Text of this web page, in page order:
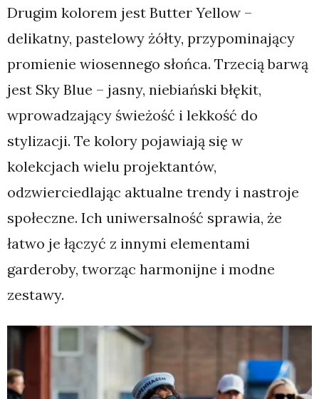
Drugim kolorem jest Butter Yellow –
delikatny, pastelowy żółty, przypominający
promienie wiosennego słońca. Trzecią barwą
jest Sky Blue – jasny, niebiański błękit,
wprowadzający świeżość i lekkość do
stylizacji. Te kolory pojawiają się w
kolekcjach wielu projektantów,
odzwierciedlając aktualne trendy i nastroje
społeczne. Ich uniwersalność sprawia, że
łatwo je łączyć z innymi elementami
garderoby, tworząc harmonijne i modne
zestawy.